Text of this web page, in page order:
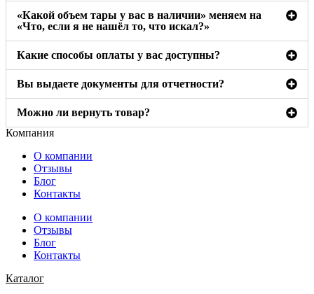
«Какой объем тары у вас в наличии» меняем на
«Что, если я не нашёл то, что искал?»
Какие способы оплаты у вас доступны?
Вы выдаете документы для отчетности?
Можно ли вернуть товар?
Компания
О компании
Отзывы
Блог
Контакты
О компании
Отзывы
Блог
Контакты
Каталог